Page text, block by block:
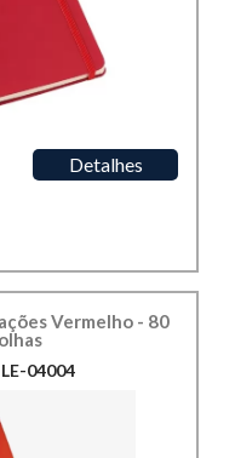
Detalhes
Vermelho - 80
04004